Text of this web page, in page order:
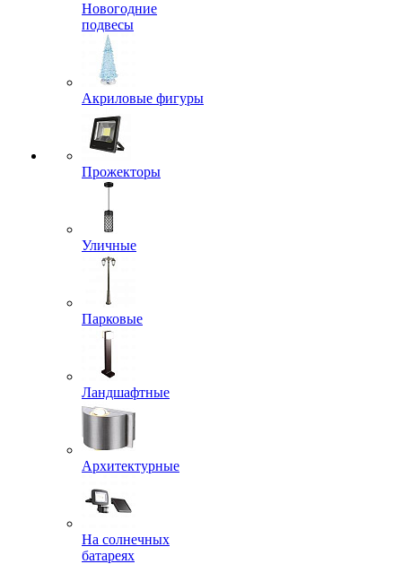
Новогодние
подвесы
Акриловые фигуры
Прожекторы
Уличные
Парковые
Ландшафтные
Архитектурные
На солнечных
батареях